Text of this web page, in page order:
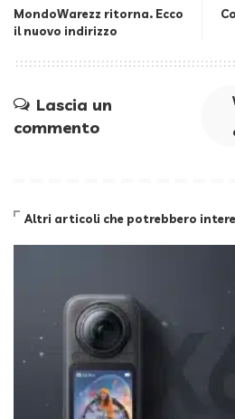
MondoWarezz ritorna. Ecco
il nuovo indirizzo
Lascia un
commento
Altri articoli che potrebbero